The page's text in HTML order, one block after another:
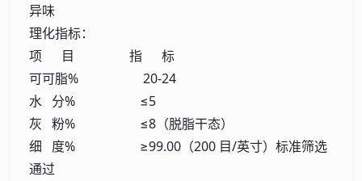
异味
理化指标：
项 目 指 标
可可脂% 20-24
水 分% ≤5
灰 粉% ≤8（脱脂干态）
细 度% ≥99.00（200 目/英寸）标准筛选
通过